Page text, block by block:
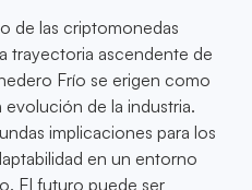
de las criptomonedas
trayectoria ascendente de
Frío se erigen como
de la industria.
implicaciones para los
en un entorno
El futuro puede ser